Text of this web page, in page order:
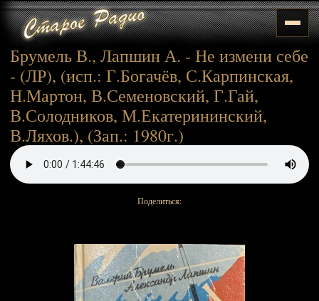
Брумель В., Лапшин А. - Не измени себе
- (ЛР), (исп.: Г.Богачёв, С.Карпинская,
Н.Мартон, В.Семеновский, Г.Гай,
В.Солодников, М.Екатерининский,
В.Ляхов.), (Зап.: 1980г.)
Поделиться: